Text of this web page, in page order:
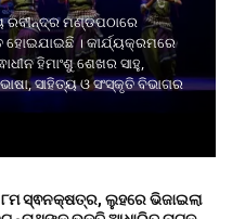
ରବୀନ୍ଦ୍ର ମଣ୍ଡପଠାରେ
। କାର୍ଯ୍ୟକ୍ରମରେ
ହିମାଂଶୁ ଶେଖର ସାହୁ,
ସାହିତ୍ୟ ଓ ସଂସ୍କୃତି ବିଭାଗର
ସ୍ଵନକ୍ଷତ୍ର, ଲୁହରେ ଭିଜାଇଲା